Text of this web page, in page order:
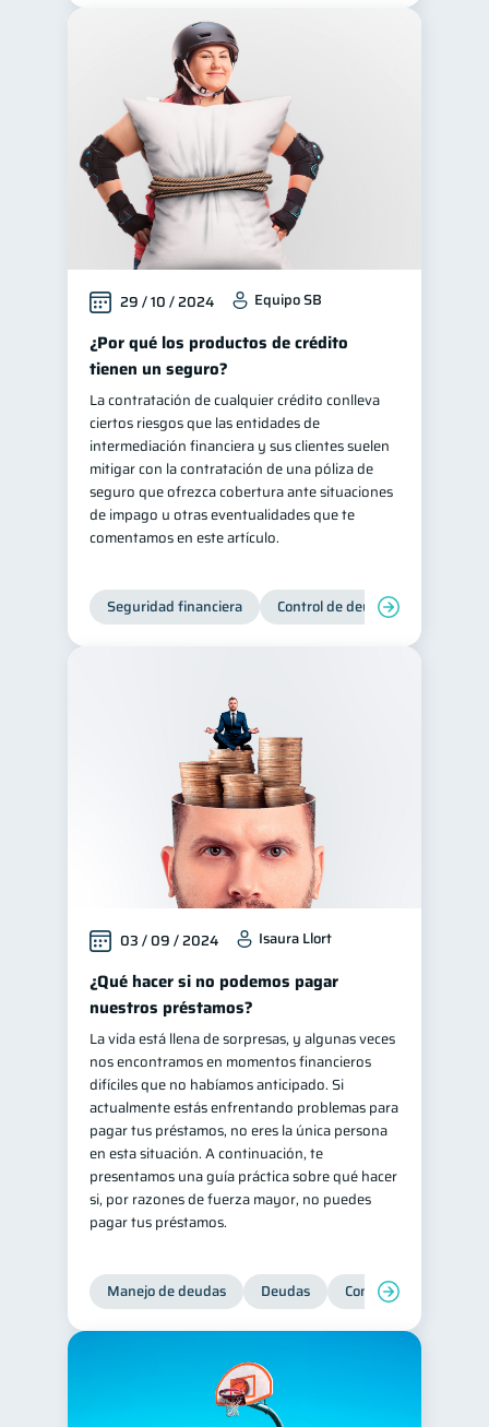
29 / 10 / 2024 Equipo SB
¿Por qué los productos de crédito
tienen un seguro?
La contratación de cualquier crédito conlleva
ciertos riesgos que las entidades de
intermediación financiera y sus clientes suelen
mitigar con la contratación de una póliza de
seguro que ofrezca cobertura ante situaciones
de impago u otras eventualidades que te
comentamos en este artículo.
Seguridad financiera Control de deudas
03 / 09 / 2024 Isaura Llort
¿Qué hacer si no podemos pagar
nuestros préstamos?
La vida está llena de sorpresas, y algunas veces
nos encontramos en momentos financieros
difíciles que no habíamos anticipado. Si
actualmente estás enfrentando problemas para
pagar tus préstamos, no eres la única persona
en esta situación. A continuación, te
presentamos una guía práctica sobre qué hacer
si, por razones de fuerza mayor, no puedes
pagar tus préstamos.
Manejo de deudas Deudas Control de deudas